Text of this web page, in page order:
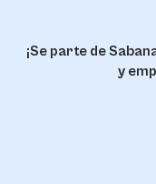
¡Se parte de
y